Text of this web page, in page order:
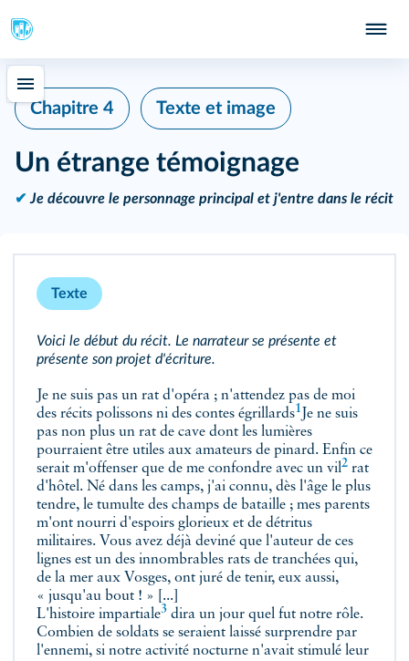
Chapitre 4 Texte et image
Un étrange témoignage
✔ Je découvre le personnage principal et j'entre dans le récit
Texte
Voici le début du récit. Le narrateur se présente et
présente son projet d'écriture.
Je ne suis pas un rat d'opéra ; n'attendez pas de moi
des récits polissons ni des contes égrillards1 Je ne suis
pas non plus un rat de cave dont les lumières
pourraient être utiles aux amateurs de pinard. Enfin ce
serait m'offenser que de me confondre avec un vil2 rat
d'hôtel. Né dans les camps, j'ai connu, dès l'âge le plus
tendre, le tumulte des champs de bataille ; mes parents
m'ont nourri d'espoirs glorieux et de détritus
militaires. Vous avez déjà deviné que l'auteur de ces
lignes est un des innombrables rats de tranchées qui,
de la mer aux Vosges, ont juré de tenir, eux aussi,
« jusqu'au bout ! » [...]
L'histoire impartiale3 dira un jour quel fut notre rôle.
Combien de soldats se seraient laissé surprendre par
l'ennemi, si notre activité nocturne n'avait stimulé leur